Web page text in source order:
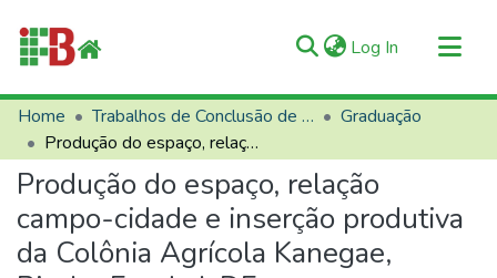
Log In (current)
Communities & Collections
All of RIIFB
Manuals and Terms
Statistics
About RIIFB
Home Trabalhos de Conclusão de Curso (TCCs)
Graduação
Produção do espaço, relação campo-cidade e inserção produtiva da Colônia Agrícola Kanegae, Riacho Fundo I, DF
Produção do espaço, relação
campo-cidade e inserção produtiva
da Colônia Agrícola Kanegae,